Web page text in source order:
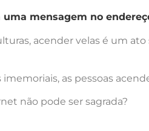
uma mensagem no
acender velas é um
as pessoas
não pode ser sagrada?